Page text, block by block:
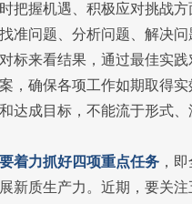
把握机遇、积极应对挑战
准问题、分析问题、解决问
标来看结果，通过最佳实
，确保各项工作如期取得实
达成目标，不能流于形式、
着力抓好四项重点任务 ，
新质生产力。近期，要关